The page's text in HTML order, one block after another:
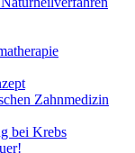
Zahnmedizin
bei Krebs